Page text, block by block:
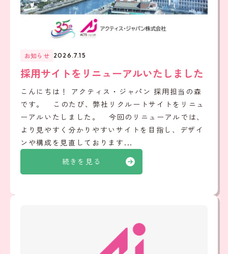
続きを見る
お知らせ 2026.7.15
採用サイトをリニューアルいたしました
こんにちは！ アクティス・ジャパン 採用担当の森
です。 このたび、弊社リクルートサイトをリニュ
ーアルいたしました。 今回のリニューアルでは、
より見やすく分かりやすいサイトを目指し、デザイ
ンや構成を見直しております...